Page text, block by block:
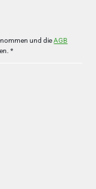
und dieAGB
*